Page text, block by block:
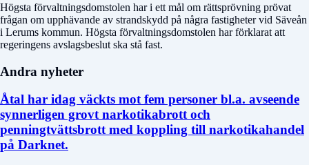
Högsta förvaltningsdomstolen har i ett mål om rättsprövning prövat
frågan om upphävande av strandskydd på några fastigheter vid Säveån
i Lerums kommun. Högsta förvaltningsdomstolen har förklarat att
regeringens avslagsbeslut ska stå fast.
Andra nyheter
Åtal har idag väckts mot fem personer bl.a. avseende
synnerligen grovt narkotikabrott och
penningtvättsbrott med koppling till narkotikahandel
på Darknet.